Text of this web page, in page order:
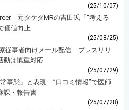
(25/10/07)
元タケダMRの吉田氏「“考える
価値向上
(25/08/25)
従事者向けメール配信 プレスリリ
動は慎重対応
(25/07/29)
事態」と表現 ”口コミ情報”で医師
課・報告書
(25/07/28)